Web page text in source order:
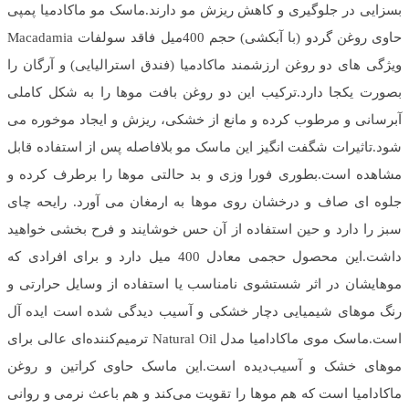
بسزایی در جلوگیری و کاهش ریزش مو دارند.ماسک مو ماکادمیا پمپی
حاوی روغن گردو (با آبکشی) حجم 400میل فاقد سولفات Macadamia
ویژگی های دو روغن ارزشمند ماکادمیا (فندق استرالیایی) و آرگان را
بصورت یکجا دارد.ترکیب این دو روغن بافت موها را به شکل کاملی
آبرسانی و مرطوب کرده و مانع از خشکی، ریزش و ایجاد موخوره می
شود.تاثیرات شگفت انگیز این ماسک مو بلافاصله پس از استفاده قابل
مشاهده است.بطوری فورا وزی و بد حالتی موها را برطرف کرده و
جلوه ای صاف و درخشان روی موها به ارمغان می آورد. رایحه چای
سبز را دارد و حین استفاده از آن حس خوشایند و فرح بخشی خواهید
داشت.این محصول حجمی معادل 400 میل دارد و برای افرادی که
موهایشان در اثر شستشوی نامناسب یا استفاده از وسایل حرارتی و
رنگ موهای شیمیایی دچار خشکی و آسیب دیدگی شده است ایده آل
است.ماسک موی ماکادامیا مدل Natural Oil ترمیم‌کننده‌ای عالی برای
موهای خشک و آسیب‌دیده است.این ماسک حاوی کراتین و روغن
ماکادامیا است که هم موها را تقویت می‌کند و هم باعث نرمی و روانی